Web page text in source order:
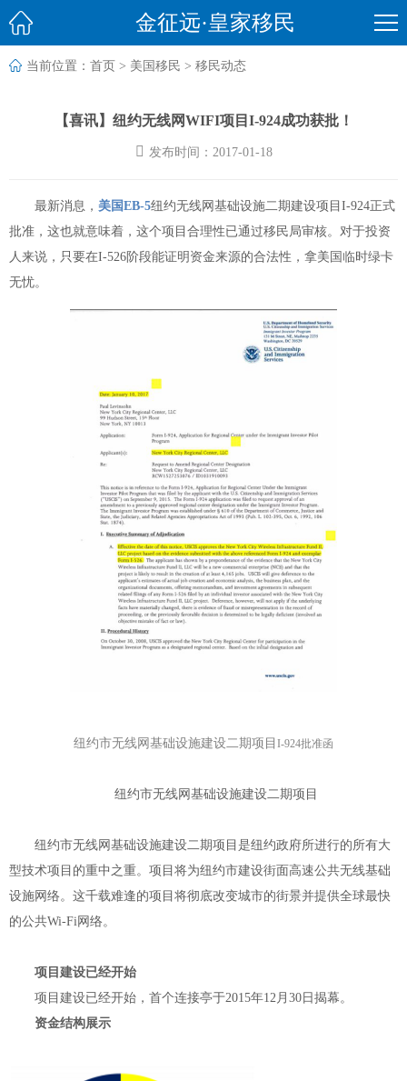
 金征远·皇家移民
 当前位置： 首页 > 美国移民 > 移民动态
【喜讯】纽约无线网WIFI项目I-924成功获批！
 发布时间：2017-01-18
最新消息， 美国EB-5纽约无线网基础设施二期建设项目I-924正式
批准，这也就意味着，这个项目合理性已通过移民局审核。对于投资
人来说，只要在I-526阶段能证明资金来源的合法性，拿美国临时绿卡
无忧。
纽约市无线网基础设施建设二期项目 I-924批准函
纽约市无线网基础设施建设二期项目
纽约市无线网基础设施建设二期项目是纽约政府所进行的所有大
型技术项目的重中之重。项目将为纽约市建设街面高速公共无线基础
设施网络。这千载难逢的项目将彻底改变城市的街景并提供全球最快
的公共Wi-Fi网络。
项目建设已经开始
项目建设已经开始，首个连接亭于2015年12月30日揭幕。
资金结构展示